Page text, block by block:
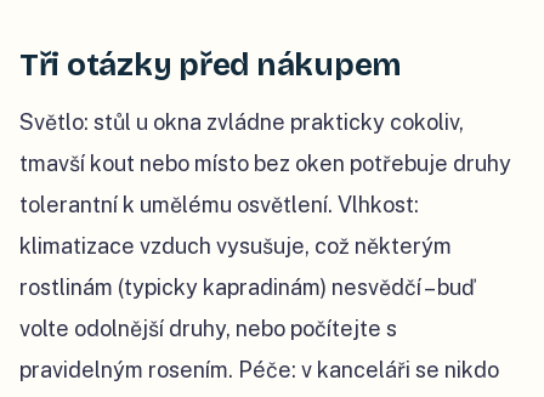
Tři otázky před nákupem
Světlo: stůl u okna zvládne prakticky cokoliv,
tmavší kout nebo místo bez oken potřebuje druhy
tolerantní k umělému osvětlení. Vlhkost:
klimatizace vzduch vysušuje, což některým
rostlinám (typicky kapradinám) nesvědčí – buď
volte odolnější druhy, nebo počítejte s
pravidelným rosením. Péče: v kanceláři se nikdo